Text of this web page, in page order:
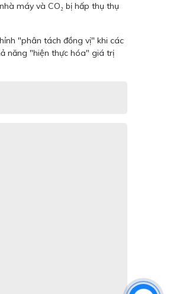
máy và CO₂ bị hấp thụ thụ
"phân tách đồng vị" khi các
năng "hiện thực hóa" giá trị